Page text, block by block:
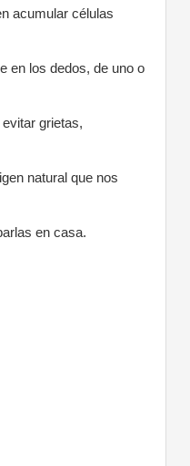
acumular células
en los dedos, de uno o
grietas,
natural que nos
en casa.